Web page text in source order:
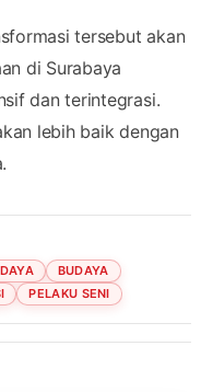
tersebut akan
di Surabaya
dan terintegrasi.
lebih baik dengan
BUDAYA
PELAKU SENI